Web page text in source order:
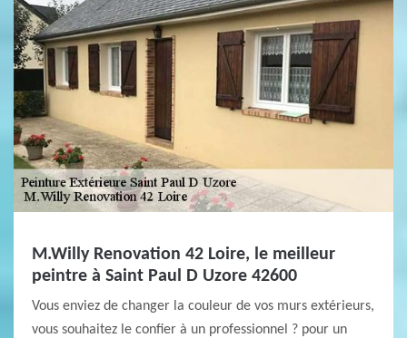
M.Willy Renovation 42 Loire, le meilleur
peintre à Saint Paul D Uzore 42600
Vous enviez de changer la couleur de vos murs extérieurs,
vous souhaitez le confier à un professionnel ? pour un